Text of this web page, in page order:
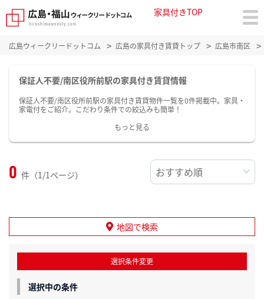
家具付きTOP
広島ウィークリードットコム 広島の家具付き賃貸トップ 広島市南区
保証人不要/南区役所前駅の家具付き賃貸情報
保証人不要/南区役所前駅の家具付き賃貸物件一覧を0件掲載中。家具・
家電付をご紹介。こだわり条件での絞込みも簡単！
もっと見る
0 件（1/1ページ）
地図で検索
選択条件変更
選択中の条件